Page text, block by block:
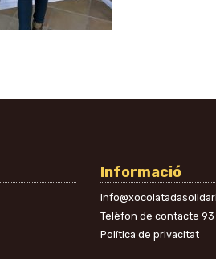
Informació
Telèfon de contacte 93
Política de privacitat